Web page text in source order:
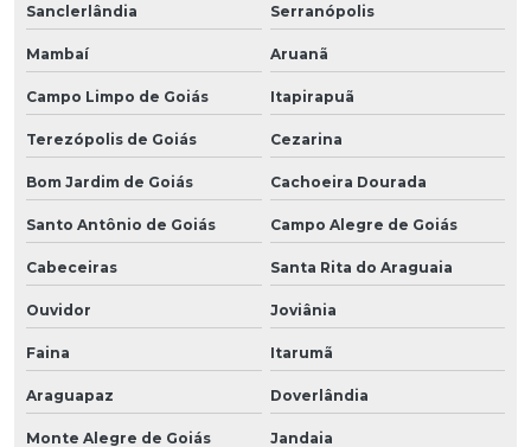
Sanclerlândia Serranópolis
Mambaí Aruanã
Campo Limpo de Goiás Itapirapuã
Terezópolis de Goiás Cezarina
Bom Jardim de Goiás Cachoeira Dourada
Santo Antônio de Goiás Campo Alegre de Goiás
Cabeceiras Santa Rita do Araguaia
Ouvidor Joviânia
Faina Itarumã
Araguapaz Doverlândia
Monte Alegre de Goiás Jandaia